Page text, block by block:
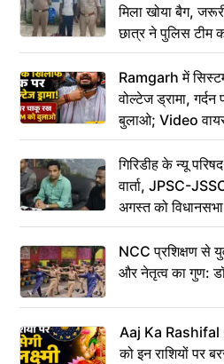
मिला खोया बैग,
छात्र ने पुलिस टीम
Ramgarh में
वोल्टेज ड्रामा,
बुलाओ; Video
गिरिडीह के न्यू
वार्ता, JPSC-
अगस्त को
NCC प्रशिक्षण से
और नेतृत्व का गुण:
Aaj Ka Rashifal
को इन राशियों पर